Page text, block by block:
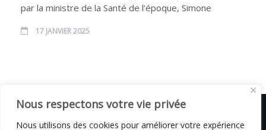
Nous respectons votre vie privée
Nous utilisons des cookies pour améliorer votre expérience
par la ministre de la Santé de l’époque, Simone
17 JANVIER 2025